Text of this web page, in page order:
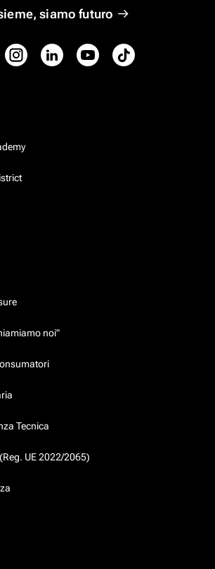
siamo futuro
noi"
Tecnica
UE 2022/2065)